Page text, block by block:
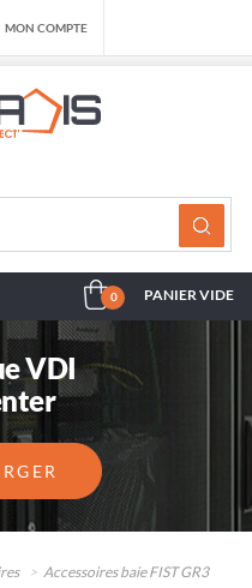
MON COMPTE
0 PANIER VIDE
VDI
Accessoires baie FIST GR3